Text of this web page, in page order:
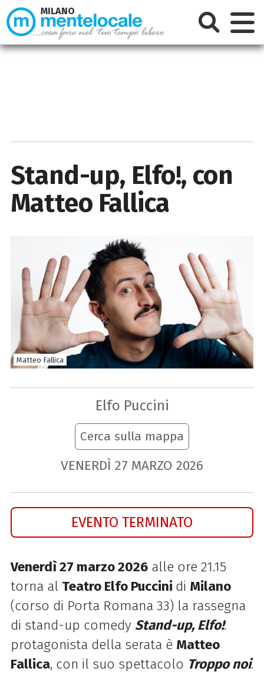
Stand-up, Elfo!, con
Matteo Fallica
Matteo Fallica
Elfo Puccini
Cerca sulla mappa
VENERDÌ 27 MARZO 2026
EVENTO TERMINATO
Venerdì 27 marzo 2026alle ore 21.15
torna al Teatro Elfo Puccini di Milano
(corso di Porta Romana 33) la rassegna
di stand-up comedy Stand-up, Elfo!:
protagonista della serata è Matteo
Fallica, con il suo spettacolo Troppo noi.
MILANO